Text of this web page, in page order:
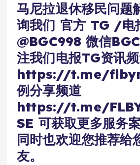
马尼拉退休移民问题
询我们 官方 TG /电
@BGC998 微信
注我们电报TG资讯
https://t.me/
例分享频道
https://t.me/
SE 可获取更多服务
同时也欢迎您推荐给
友。